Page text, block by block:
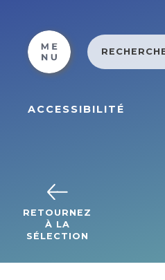
ACCESSIBILITÉ
RETOURNEZ
À LA
SÉLECTION